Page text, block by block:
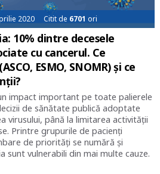
2020 Citit de 6701 ori
10% dintre decesele
cu cancerul. Ce
ESMO, SNOMR) și ce
impact important pe toate palierele
de sănătate publică adoptate
virusului, până la limitarea activității
Printre grupurile de pacienți
de priorități se numără și
sunt vulnerabili din mai multe cauze.